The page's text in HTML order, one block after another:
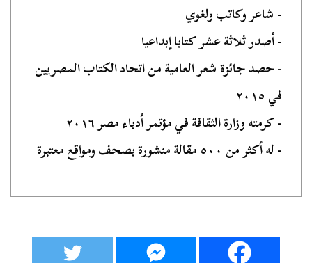
- شاعر وكاتب ولغوي
- أصدر ثلاثة عشر كتابا إبداعيا
- حصد جائزة شعر العامية من اتحاد الكتاب المصريين
في ٢٠١٥
- كرمته وزارة الثقافة في مؤتمر أدباء مصر ٢٠١٦
- له أكثر من ٥٠٠ مقالة منشورة بصحف ومواقع معتبرة